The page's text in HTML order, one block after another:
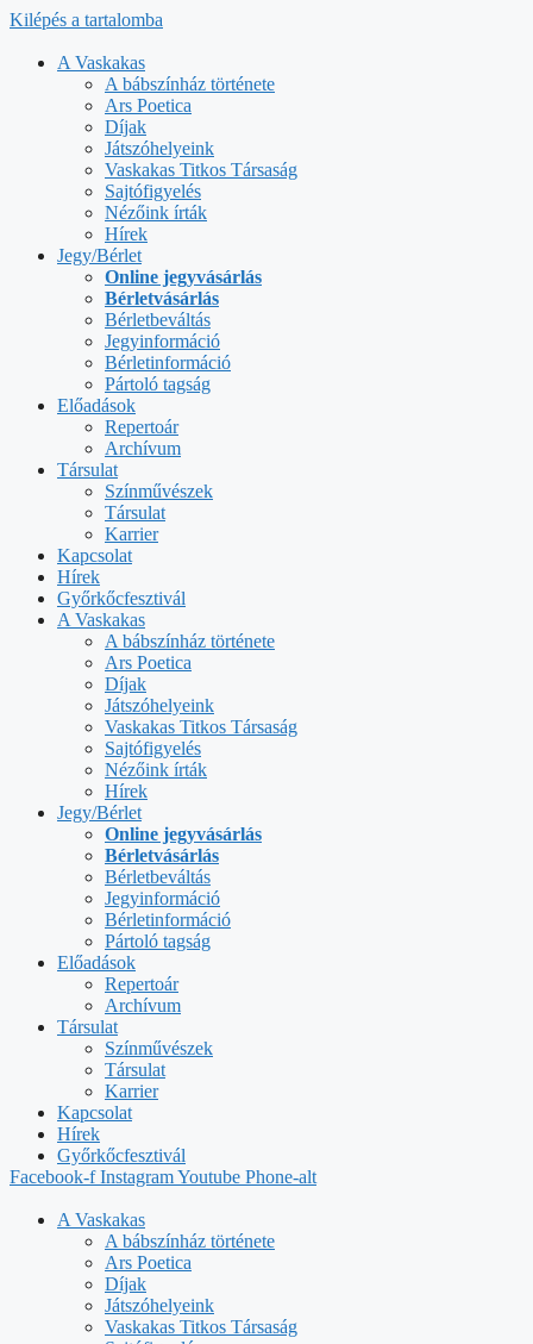
Kilépés a tartalomba
A Vaskakas
A bábszínház története
Ars Poetica
Díjak
Játszóhelyeink
Vaskakas Titkos Társaság
Sajtófigyelés
Nézőink írták
Hírek
Jegy/Bérlet
Online jegyvásárlás
Bérletvásárlás
Bérletbeváltás
Jegyinformáció
Bérletinformáció
Pártoló tagság
Előadások
Repertoár
Archívum
Társulat
Színművészek
Társulat
Karrier
Kapcsolat
Hírek
Győrkőcfesztivál
A Vaskakas
A bábszínház története
Ars Poetica
Díjak
Játszóhelyeink
Vaskakas Titkos Társaság
Sajtófigyelés
Nézőink írták
Hírek
Jegy/Bérlet
Online jegyvásárlás
Bérletvásárlás
Bérletbeváltás
Jegyinformáció
Bérletinformáció
Pártoló tagság
Előadások
Repertoár
Archívum
Társulat
Színművészek
Társulat
Karrier
Kapcsolat
Hírek
Győrkőcfesztivál
Facebook-f InstagramYoutube Phone-alt
A Vaskakas
A bábszínház története
Ars Poetica
Díjak
Játszóhelyeink
Vaskakas Titkos Társaság